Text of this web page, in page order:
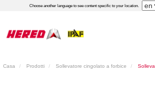
Choose another language to see content specific to your location.
Casa Prodotti Sollevatore cingolato a forbice